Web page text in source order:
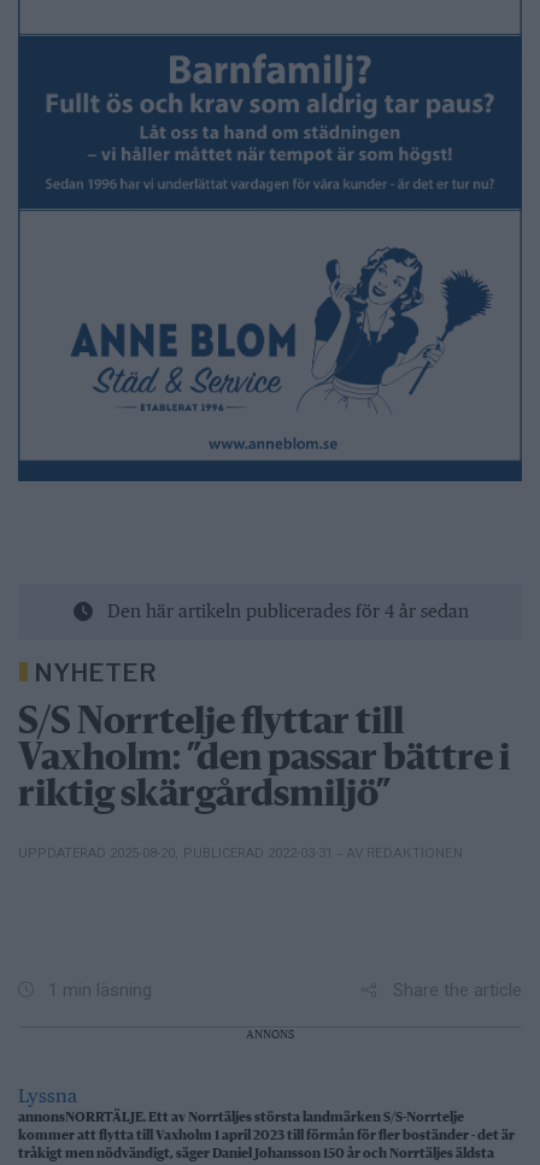
Den här artikeln publicerades för 4 år sedan
NYHETER
S/S Norrtelje flyttar till
Vaxholm: ”den passar bättre i
riktig skärgårdsmiljö”
UPPDATERAD 2025-08-20 PUBLICERAD 2022-03-31 – AV REDAKTIONEN
1 min läsning Share the article
ANNONS
Lyssna
annonsNORRTÄLJE. Ett av Norrtäljes största landmärken S/S-Norrtelje
kommer att flytta till Vaxholm 1 april 2023 till förmån för fler boständer - det är
tråkigt men nödvändigt, säger Daniel Johansson 150 år och Norrtäljes äldsta